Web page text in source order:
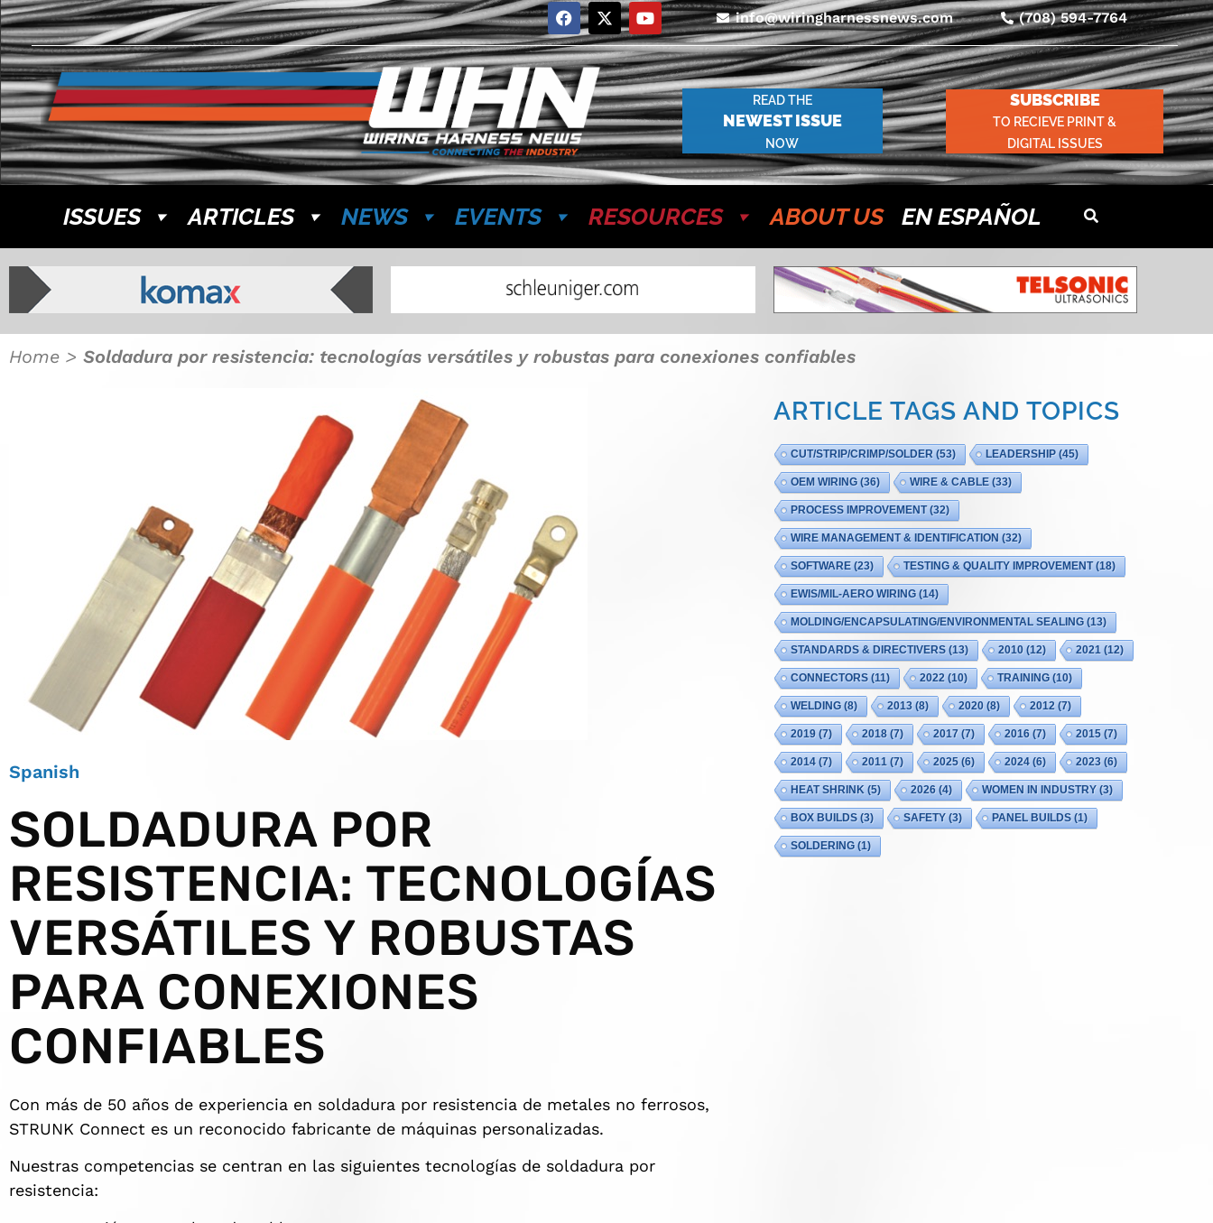
info@wiringharnessnews.com (708) 594-7764
READ THE
NEWEST ISSUE
NOW
SUBSCRIBE
TO RECIEVE PRINT &
DIGITAL ISSUES
ISSUES ARTICLES NEWS EVENTS RESOURCES ABOUT US EN ESPAÑOL
Home > Soldadura por resistencia: tecnologías versátiles y robustas para conexiones confiables
Spanish
SOLDADURA POR
RESISTENCIA: TECNOLOGÍAS
VERSÁTILES Y ROBUSTAS
PARA CONEXIONES
CONFIABLES
Con más de 50 años de experiencia en soldadura por resistencia de metales no ferrosos,
STRUNK Connect es un reconocido fabricante de máquinas personalizadas.
Nuestras competencias se centran en las siguientes tecnologías de soldadura por
resistencia:
ARTICLE TAGS AND TOPICS
CUT/STRIP/CRIMP/SOLDER(53) LEADERSHIP(45)
OEM WIRING(36) WIRE & CABLE(33)
PROCESS IMPROVEMENT(32)
WIRE MANAGEMENT & IDENTIFICATION (32)
SOFTWARE(23) TESTING & QUALITY IMPROVEMENT(18)
EWIS/MIL-AERO WIRING(14)
MOLDING/ENCAPSULATING/ENVIRONMENTAL SEALING(13)
STANDARDS & DIRECTIVERS(13) 2010(12) 2021(12)
CONNECTORS(11) 2022(10) TRAINING(10)
WELDING(8) 2013(8) 2020(8) 2012(7)
2019(7) 2018(7) 2017(7) 2016(7) 2015(7)
2014(7) 2011(7) 2025(6) 2024(6) 2023(6)
HEAT SHRINK(5) 2026(4) WOMEN IN INDUSTRY(3)
BOX BUILDS(3) SAFETY(3) PANEL BUILDS(1)
SOLDERING(1)